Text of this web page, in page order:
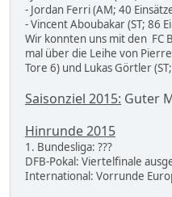
- Jordan Ferri (AM; 40
- Vincent Aboubakar (ST; 86
Wir konnten uns mit den FC
mal über die Leihe von
Tore 6) und Lukas Görtler
Saisonziel 2015: Guter
Hinrunde 2015
1. Bundesliga: ???
DFB-Pokal: Viertelfinale
International: Vorrunde